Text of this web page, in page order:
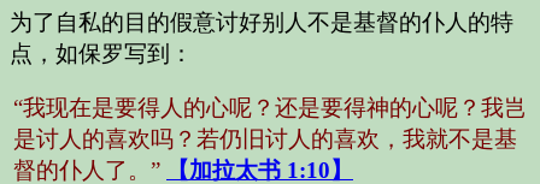
为了自私的目的假意讨好别人不是基督的仆人的特
点，如保罗写到：
“我现在是要得人的心呢？还是要得神的心呢？我岂
是讨人的喜欢吗？若仍旧讨人的喜欢，我就不是基
督的仆人了。”
【加拉太书 1:10】